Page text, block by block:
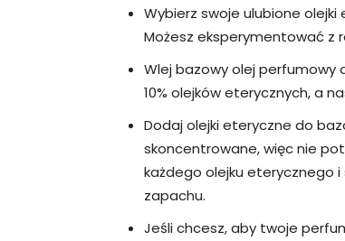
Wybierz swoje ulubione
Możesz eksperymentować z
Wlej bazowy olej perfumowy
10% olejków eterycznych, a
Dodaj olejki eteryczne do
skoncentrowane, więc nie
każdego olejku eterycznego
zapachu.
Jeśli chcesz, aby twoje